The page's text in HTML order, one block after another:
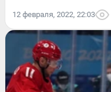
12 февраля, 2022, 22:03